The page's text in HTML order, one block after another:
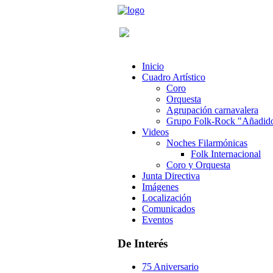
Inicio
Cuadro Artístico
Coro
Orquesta
Agrupación carnavalera
Grupo Folk-Rock
Videos
Noches Filarmónicas
Folk Internacional
Coro y Orquesta
Junta Directiva
Imágenes
Localización
Comunicados
Eventos
De Interés
75 Aniversario